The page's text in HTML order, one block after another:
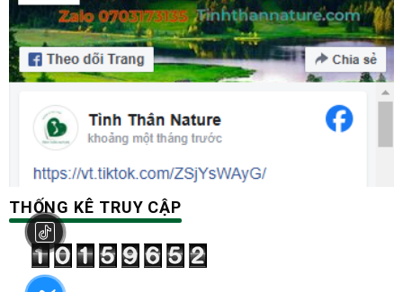
THỐNG KÊ TRUY CẬP